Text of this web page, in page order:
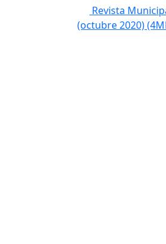
Revista
(octubre 2020)